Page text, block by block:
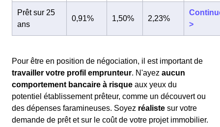
Prêt sur 25
ans
0,91% 1,50% 2,23%
>
Pour être en position de négociation, il est important de
travailler votre profil emprunteur. N'ayez aucun
comportement bancaire à risque aux yeux du
potentiel établissement prêteur, comme un découvert ou
des dépenses faramineuses. Soyez réaliste sur votre
demande de prêt et sur le coût de votre projet immobilier.